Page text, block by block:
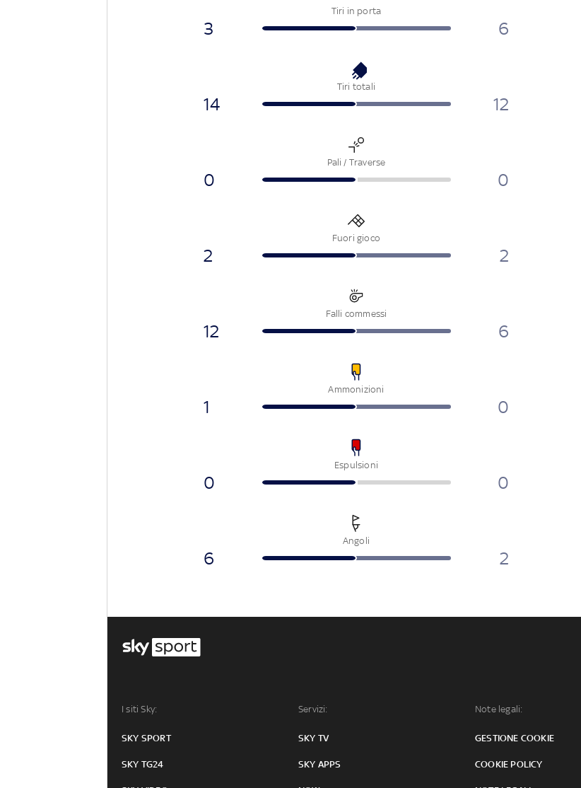
Tiri in porta
3 6
Tiri totali
14 12
Pali / Traverse
0 0
Fuori gioco
2 2
Falli commessi
12 6
Ammonizioni
1 0
Espulsioni
0 0
Angoli
6 2
I siti Sky:
SKY SPORT
SKY TG24
Servizi:
SKY TV
SKY APPS
Note legali:
GESTIONE COOKIE
COOKIE POLICY